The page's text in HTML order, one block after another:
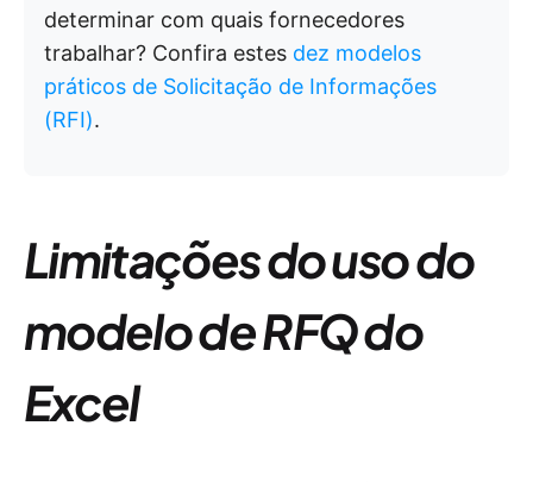
determinar com quais fornecedores
trabalhar? Confira estes dez modelos
práticos de Solicitação de Informações
(RFI).
Limitações do uso do
modelo de RFQ do
Excel